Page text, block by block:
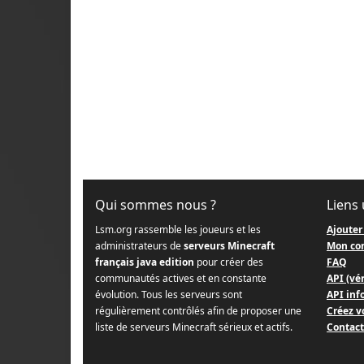
Qui sommes nous ?
Lsm.org rassemble les joueurs et les
administrateurs deserveurs Minecraft
français java edition pour créer des
communautés actives et en constante
évolution. Tous les serveurs sont
régulièrement contrôlés afin de proposer une
liste de serveurs Minecraft sérieux et actifs.
Liens
Mon
FAQ
API
API
Créez
Contact